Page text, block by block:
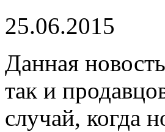
25.06.2015
Данная
так и
случай, когда